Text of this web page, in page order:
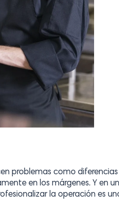
problemas como
en los márgenes. Y en
la operación es